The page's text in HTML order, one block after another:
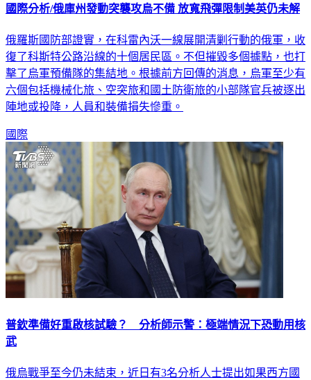
國際分析/俄庫州發動突襲攻烏不備 放寬飛彈限制美英仍未解
俄羅斯國防部證實，在科雷內沃一線展開清剿行動的俄軍，收
復了科斯特公路沿線的十個居民區。不但摧毀多個據點，也打
擊了烏軍預備隊的集結地。根據前方回傳的消息，烏軍至少有
六個包括機械化旅、空突旅和國土防衛旅的小部隊官兵被逐出
陣地或投降，人員和裝備損失慘重。
國際
普欽準備好重啟核試驗？ 分析師示警：極端情況下恐動用核
武
俄烏戰爭至今仍未結束，近日有3名分析人士提出如果西方國